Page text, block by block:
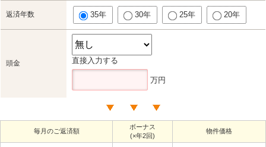
返済年数 35年 30年 25年 20年
頭金 直接入力する
万円
毎月のご返済額
ボーナス
(×年2回)
物件価格